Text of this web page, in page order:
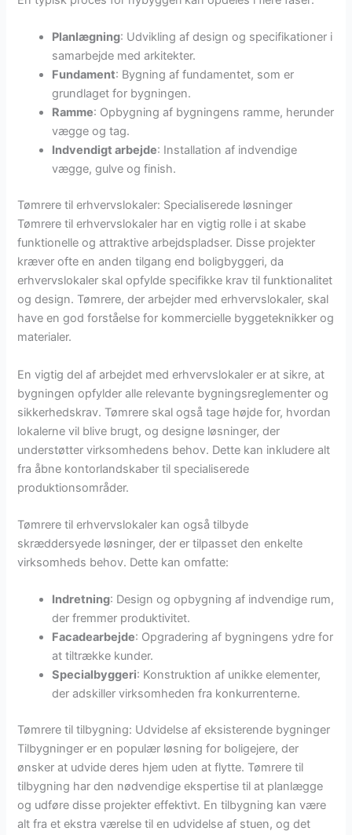
Planlægning: Udvikling af design og specifikationer i
samarbejde med arkitekter.
Fundament: Bygning af fundamentet, som er
grundlaget for bygningen.
Ramme: Opbygning af bygningens ramme, herunder
vægge og tag.
Indvendigt arbejde: Installation af indvendige
vægge, gulve og finish.
Tømrere til erhvervslokaler: Specialiserede løsninger
Tømrere til erhvervslokaler har en vigtig rolle i at skabe
funktionelle og attraktive arbejdspladser. Disse projekter
kræver ofte en anden tilgang end boligbyggeri, da
erhvervslokaler skal opfylde specifikke krav til funktionalitet
og design. Tømrere, der arbejder med erhvervslokaler, skal
have en god forståelse for kommercielle byggeteknikker og
materialer.
En vigtig del af arbejdet med erhvervslokaler er at sikre, at
bygningen opfylder alle relevante bygningsreglementer og
sikkerhedskrav. Tømrere skal også tage højde for, hvordan
lokalerne vil blive brugt, og designe løsninger, der
understøtter virksomhedens behov. Dette kan inkludere alt
fra åbne kontorlandskaber til specialiserede
produktionsområder.
Tømrere til erhvervslokaler kan også tilbyde
skræddersyede løsninger, der er tilpasset den enkelte
virksomheds behov. Dette kan omfatte:
Indretning: Design og opbygning af indvendige rum,
der fremmer produktivitet.
Facadearbejde: Opgradering af bygningens ydre for
at tiltrække kunder.
Specialbyggeri: Konstruktion af unikke elementer,
der adskiller virksomheden fra konkurrenterne.
Tømrere til tilbygning: Udvidelse af eksisterende bygninger
Tilbygninger er en populær løsning for boligejere, der
ønsker at udvide deres hjem uden at flytte. Tømrere til
tilbygning har den nødvendige ekspertise til at planlægge
og udføre disse projekter effektivt. En tilbygning kan være
alt fra et ekstra værelse til en udvidelse af stuen, og det